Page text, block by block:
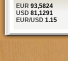
EUR 93,5824
USD 81,1291
EUR/USD 1.15